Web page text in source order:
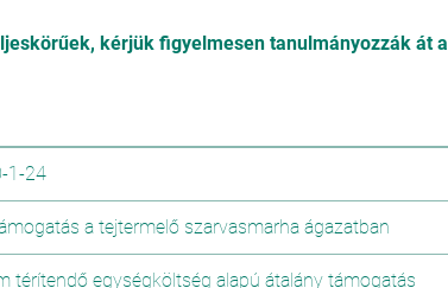
kérjük figyelmesen tanulmányozzák át a
1-24
a tejtermelő szarvasmarha ágazatban
térítendő egységköltség alapú átalány támogatás